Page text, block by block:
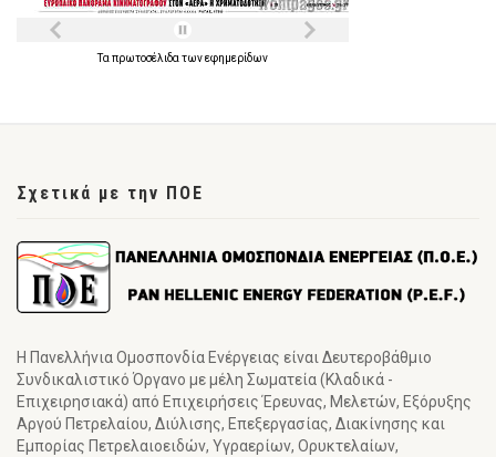
Τα πρωτοσέλιδα τωνεφημερίδων
Σχετικά με την ΠΟΕ
Η Πανελλήνια Ομοσπονδία Ενέργειας είναι Δευτεροβάθμιο
Συνδικαλιστικό Όργανο με μέλη Σωματεία (Κλαδικά -
Επιχειρησιακά) από Επιχειρήσεις Έρευνας, Μελετών, Εξόρυξης
Αργού Πετρελαίου, Διύλισης, Επεξεργασίας, Διακίνησης και
Εμπορίας Πετρελαιοειδών, Υγραερίων, Ορυκτελαίων,